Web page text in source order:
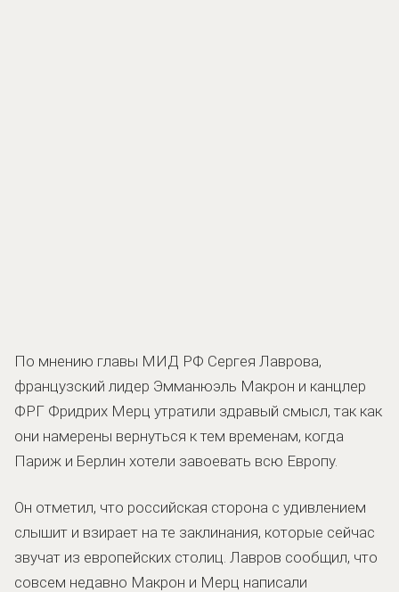
По мнению главы МИД РФ Сергея Лаврова,
французский лидер Эмманюэль Макрон и канцлер
ФРГ Фридрих Мерц утратили здравый смысл, так как
они намерены вернуться к тем временам, когда
Париж и Берлин хотели завоевать всю Европу.
Он отметил, что российская сторона с удивлением
слышит и взирает на те заклинания, которые сейчас
звучат из европейских столиц. Лавров сообщил, что
совсем недавно Макрон и Мерц написали